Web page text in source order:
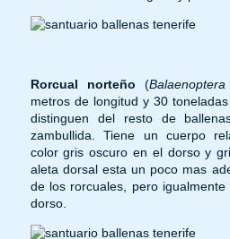
Rorcual norteño (
metros de longitud y 30
distinguen del resto de
zambullida. Tiene un cuerpo
color gris oscuro en el dorso y
aleta dorsal esta un poco mas
de los rorcuales, pero
dorso.